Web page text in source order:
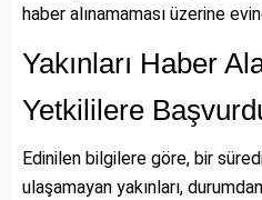
haber alınamaması üzerine
Yakınları Haber
Yetkililere
Edinilen bilgilere göre, bir
ulaşamayan yakınları,